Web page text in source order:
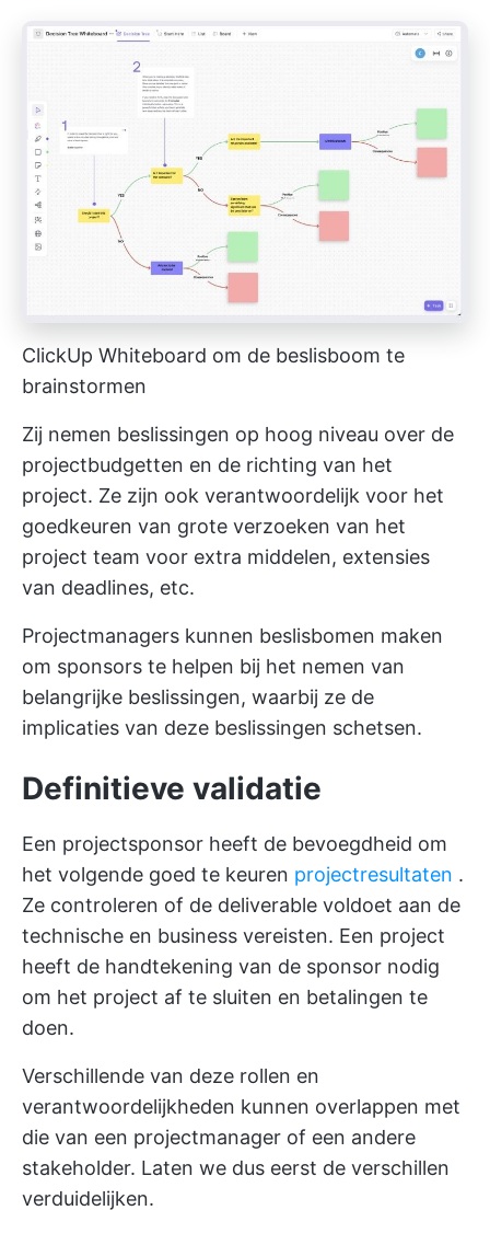
ClickUp Whiteboard om de beslisboom te
brainstormen
Zij nemen beslissingen op hoog niveau over de
projectbudgetten en de richting van het
project. Ze zijn ook verantwoordelijk voor het
goedkeuren van grote verzoeken van het
project team voor extra middelen, extensies
van deadlines, etc.
Projectmanagers kunnen beslisbomen maken
om sponsors te helpen bij het nemen van
belangrijke beslissingen, waarbij ze de
implicaties van deze beslissingen schetsen.
Definitieve validatie
Een projectsponsor heeft de bevoegdheid om
het volgende goed te keuren projectresultaten .
Ze controleren of de deliverable voldoet aan de
technische en business vereisten. Een project
heeft de handtekening van de sponsor nodig
om het project af te sluiten en betalingen te
doen.
Verschillende van deze rollen en
verantwoordelijkheden kunnen overlappen met
die van een projectmanager of een andere
stakeholder. Laten we dus eerst de verschillen
verduidelijken.